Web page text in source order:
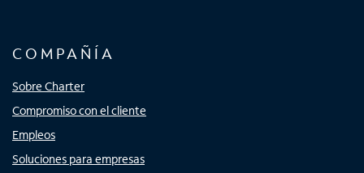
COMPAÑÍA
Sobre Charter
Compromiso con el cliente
Empleos
Soluciones para empresas